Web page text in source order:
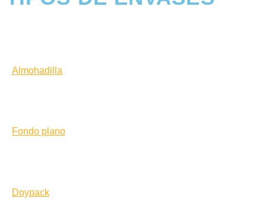
Almohadilla
Fondo plano
Doypack